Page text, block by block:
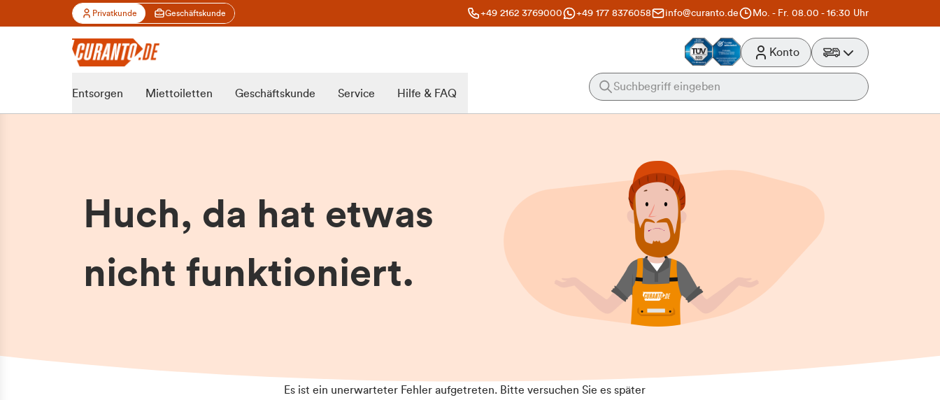
Privatkunde Geschäftskunde +49 2162 3769000 +49 177 8376058 info@curanto.de Mo. - Fr. 08.00 - 16:30 Uhr
Konto
Entsorgen Miettoiletten Geschäftskunde Service Hilfe & FAQ
Huch, da hat etwas
nicht funktioniert.
Es ist ein unerwarteter Fehler aufgetreten. Bitte versuchen Sie es später